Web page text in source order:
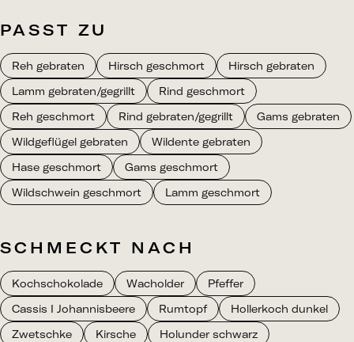
PASST ZU
Reh gebraten Hirsch geschmort
Hirsch gebraten
Lamm gebraten/gegrillt
Rind geschmort
Reh geschmort
Rind gebraten/gegrillt
Gams gebraten
Wildgeflügel gebraten
Wildente gebraten
Hase geschmort
Gams geschmort
Wildschwein geschmort
Lamm geschmort
SCHMECKT NACH
Kochschokolade Wacholder
Pfeffer
Cassis I Johannisbeere
Rumtopf
Hollerkoch dunkel
Zwetschke
Kirsche
Holunder schwarz